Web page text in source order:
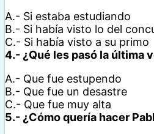
A.- Si estaba estudiando
B.- Si había visto lo del
C.- Si había visto a su primo
4.- ¿Qué les pasó la última
A.- Que fue estupendo
B.- Que fue un desastre
C.- Que fue muy alta
5.- ¿Cómo quería hacer